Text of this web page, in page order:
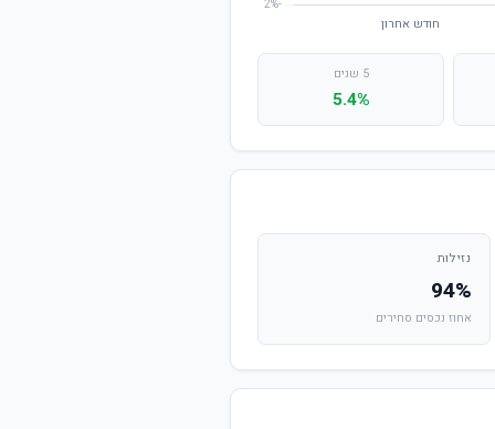
5 שנים
5.4%
נזילות
94%
אחוז נכסים סחירים